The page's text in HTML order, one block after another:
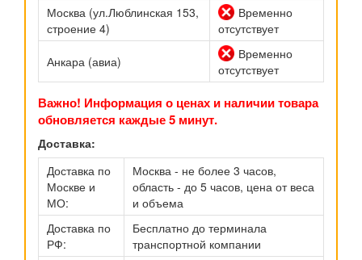
Москва (ул.Люблинская 153,
строение 4)
Временно
отсутствует
Анкара (авиа)
Временно
отсутствует
Важно! Информация о ценах и наличии товара
обновляется каждые 5 минут.
Доставка:
Доставка по
Москве и
МО:
Москва - не более 3 часов,
область - до 5 часов, цена от веса
и объема
Доставка по
РФ:
Бесплатно до терминала
транспортной компании